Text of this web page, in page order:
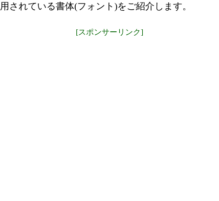
用されている書体(フォント)をご紹介します。
[スポンサーリンク]